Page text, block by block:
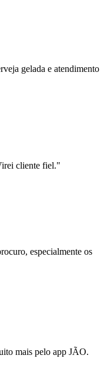
gelada e atendimento
cliente fiel."
especialmente os
mais pelo app JÃO.